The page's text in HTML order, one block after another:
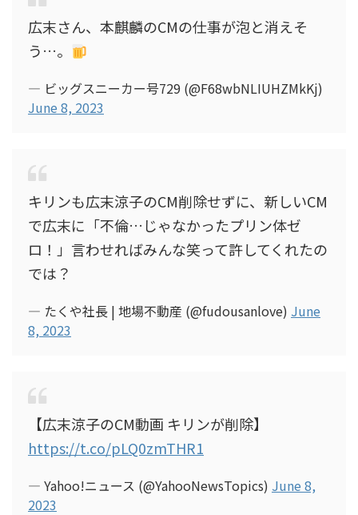
広末さん、本麒麟のCMの仕事が泡と消えそ
う…。
— ビッグスニーカー号729 (@F68wbNLIUHZMkKj)
June 8, 2023
キリンも広末涼子のCM削除せずに、新しいCM
で広末に「不倫…じゃなかったプリン体ゼ
ロ！」言わせればみんな笑って許してくれたの
では？
— たくや社長 | 地場不動産 (@fudousanlove) June
8, 2023
【広末涼子のCM動画 キリンが削除】
https://t.co/pLQ0zmTHR1
— Yahoo!ニュース (@YahooNewsTopics) June 8,
2023